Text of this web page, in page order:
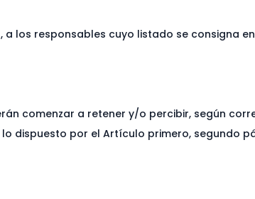
a los responsables cuyo listado se consigna
comenzar a retener y/o percibir, según
dispuesto por el Artículo primero, segundo